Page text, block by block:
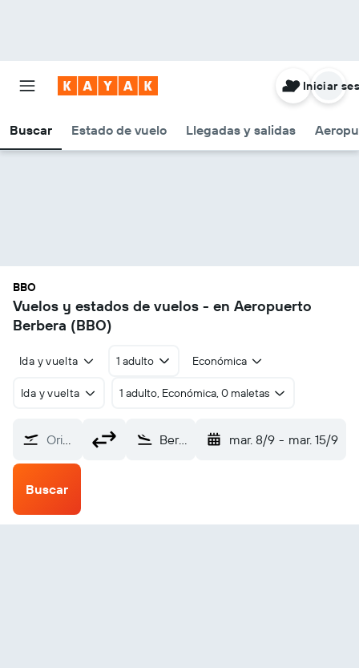
Buscar Estado de vuelo Llegadas y salidas
Iniciar
BBO
Vuelos y estados de vuelos - en Aeropuerto
Berbera (BBO)
Ida y vuelta 1 adulto Económica
Ida y vuelta 1 adulto, Económica, 0 maletas
Origen Berbera (BBO) mar. 8/9 - mar. 15/9
Buscar